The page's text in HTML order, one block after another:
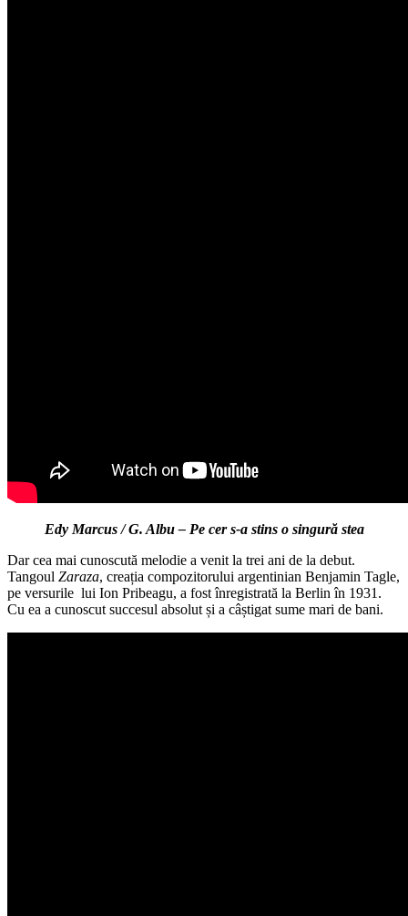
Edy Marcus / G. Albu – Pe cer s-a stins o singură stea
Dar cea mai cunoscută melodie a venit la trei ani de la debut.
Tangoul Zaraza, creația compozitorului argentinian Benjamin Tagle,
pe versurile lui Ion Pribeagu, a fost înregistrată la Berlin în 1931.
Cu ea a cunoscut succesul absolut și a câștigat sume mari de bani.